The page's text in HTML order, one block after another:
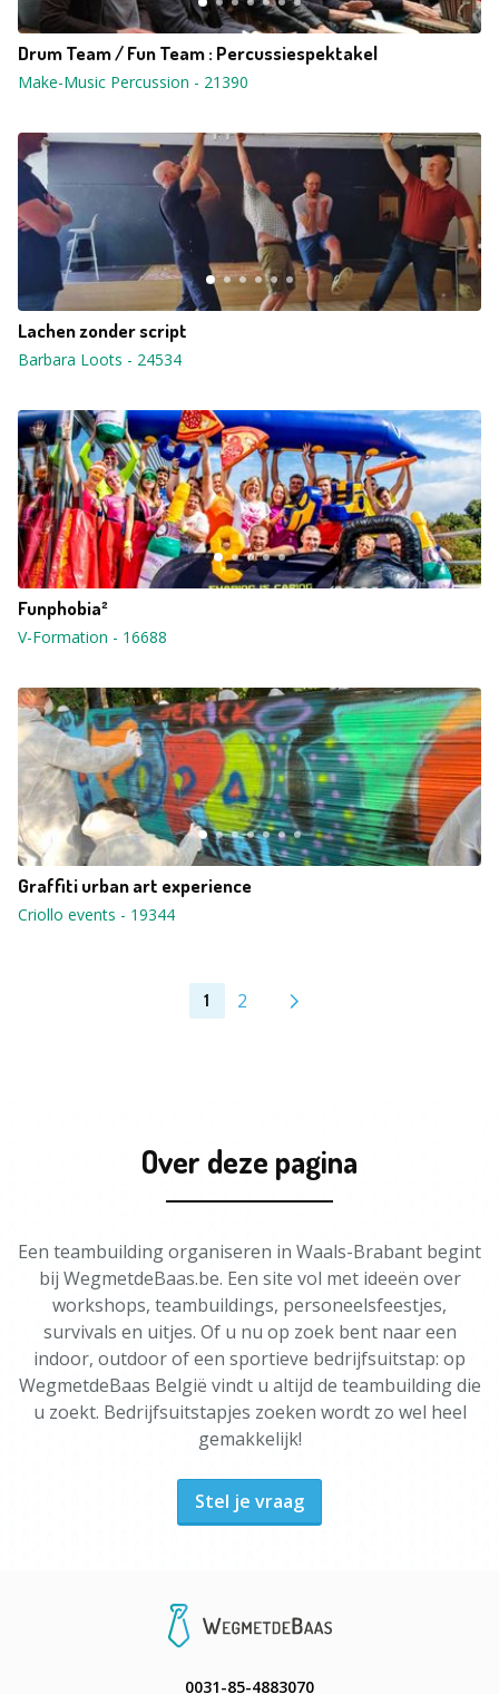
Drum Team / Fun Team : Percussiespektakel
Make-Music Percussion - 21390
Lachen zonder script
Barbara Loots - 24534
Funphobia²
V-Formation - 16688
Graffiti urban art experience
Criollo events - 19344
1 2
Over deze pagina
Een teambuilding organiseren in Waals-Brabant begint
bij WegmetdeBaas.be. Een site vol met ideeën over
workshops, teambuildings, personeelsfeestjes,
survivals en uitjes. Of u nu op zoek bent naar een
indoor, outdoor of een sportieve bedrijfsuitstap: op
WegmetdeBaas België vindt u altijd de teambuilding die
u zoekt. Bedrijfsuitstapjes zoeken wordt zo wel heel
gemakkelijk!
Stel je vraag
0031-85-4883070